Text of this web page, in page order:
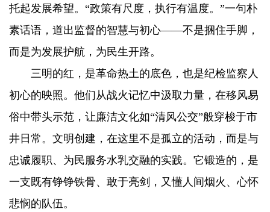
托起发展希望。“政策有尺度，执行有温度。”一句朴
素话语，道出监督的智慧与初心——不是捆住手脚，
而是为发展护航，为民生开路。
三明的红，是革命热土的底色，也是纪检监察人
初心的映照。他们从战火记忆中汲取力量，在移风易
俗中带头示范，让廉洁文化如“清风公交”般穿梭于市
井日常。文明创建，在这里不是孤立的活动，而是与
忠诚履职、为民服务水乳交融的实践。它锻造的，是
一支既有铮铮铁骨、敢于亮剑，又懂人间烟火、心怀
悲悯的队伍。